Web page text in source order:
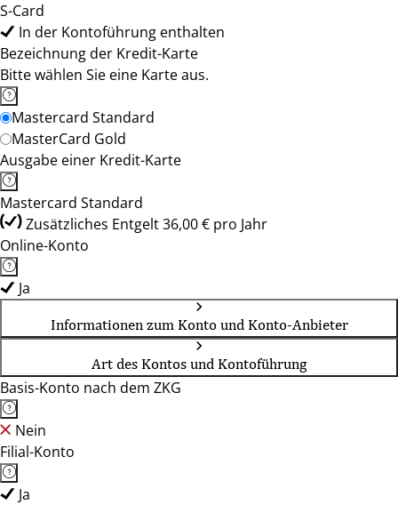
S-Card
In der Kontoführung enthalten
Bezeichnung der Kredit-Karte
Bitte wählen Sie eine Karte aus.
Mastercard Standard
MasterCard Gold
Ausgabe einer Kredit-Karte
Mastercard Standard
Zusätzliches Entgelt 36,00 € pro Jahr
Online-Konto
Ja
Informationen zum Konto und Konto-Anbieter
Art des Kontos und Kontoführung
Basis-Konto nach dem ZKG
Nein
Filial-Konto
Ja